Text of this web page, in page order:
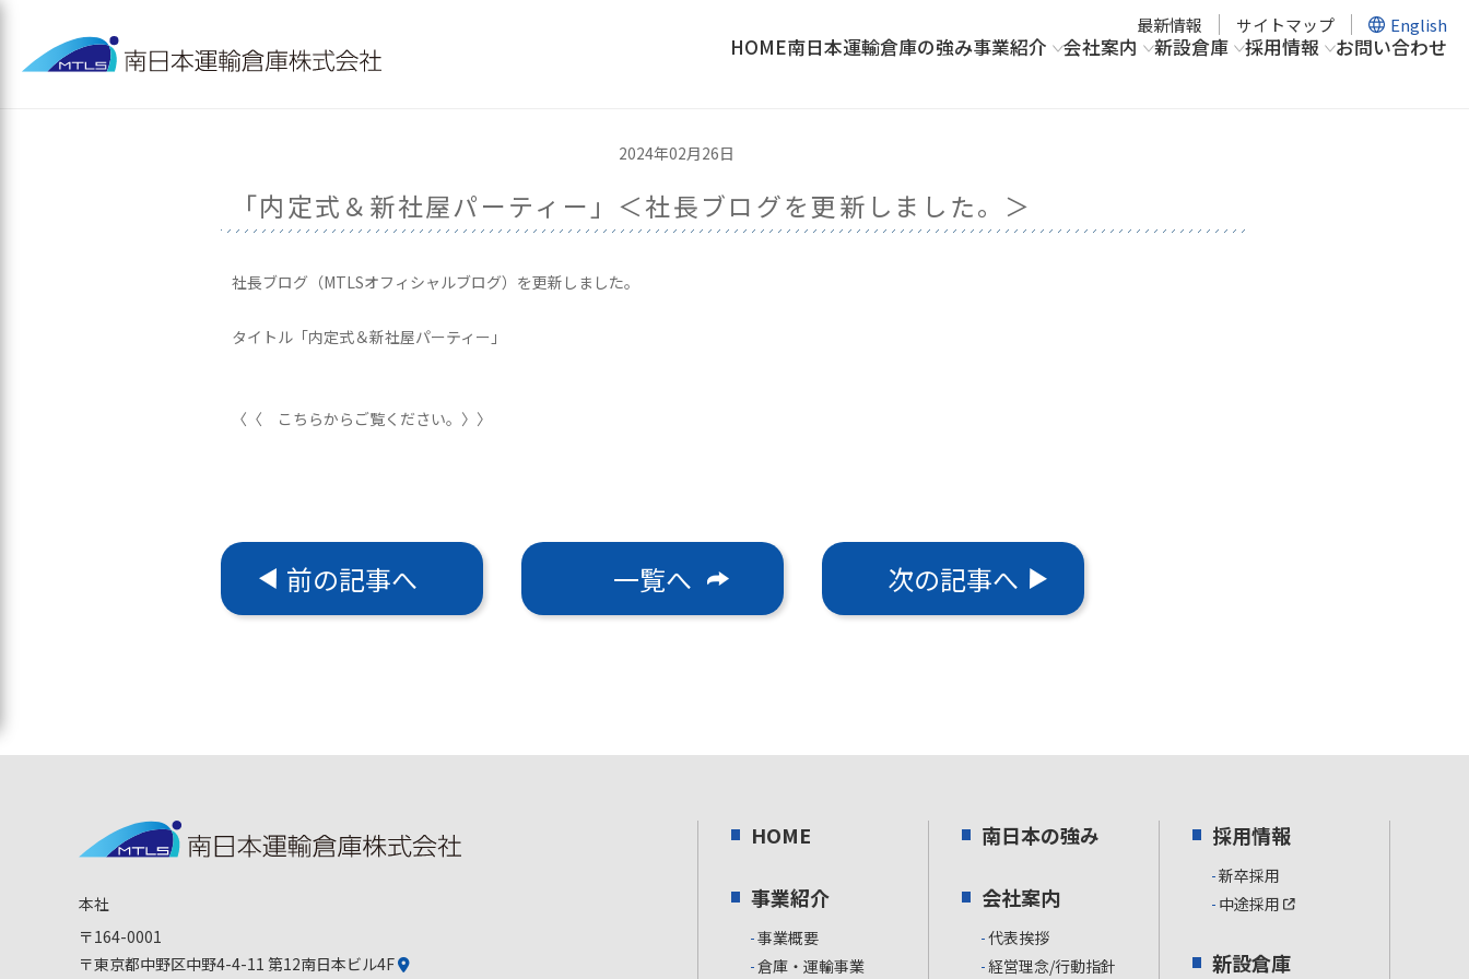
最新情報 サイトマップ English
HOME南日本運輸倉庫の強み事業紹介 会社案内 新設倉庫 採用情報 お問い合わせ
2024年02月26日
「内定式＆新社屋パーティー」＜社長ブログを更新しました。＞
社長ブログ（MTLSオフィシャルブログ）を更新しました。
タイトル「内定式＆新社屋パーティー」
〈〈 こちらからご覧ください。〉〉
前の記事へ 一覧へ 次の記事へ
本社
〒164-0001
〒東京都中野区中野4-4-11 第12南日本ビル4F
HOME
事業紹介
事業概要
倉庫・運輸事業
南日本の強み
会社案内
代表挨拶
経営理念/行動指針
採用情報
新卒採用
中途採用
新設倉庫